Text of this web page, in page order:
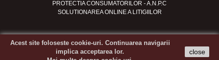
Acest site foloseste cookie-uri. Continuarea navigarii
implica acceptarea lor.
close
PROTECTIA CONSUMATORILOR - A.N.P.C
SOLUTIONAREA ONLINE A LITIGIILOR